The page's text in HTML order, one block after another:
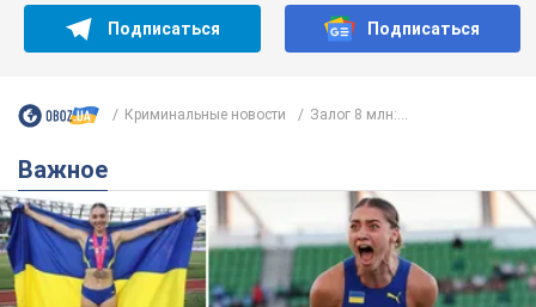
Подписаться Подписаться
Криминальные новости Залог 8 млн:...
Важное